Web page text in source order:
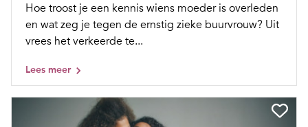
Hoe troost je een kennis wiens moeder is overleden
en wat zeg je tegen de ernstig zieke buurvrouw? Uit
vrees het verkeerde te...
Lees meer